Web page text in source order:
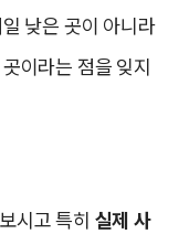
낮은 곳이 아니라
이라는 점을 잊지
시고 특히 실제 사